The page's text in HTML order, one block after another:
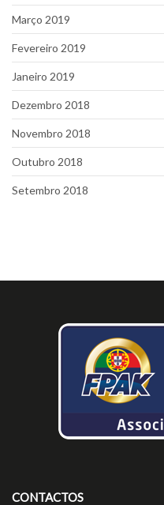
Março 2019
Fevereiro 2019
Janeiro 2019
Dezembro 2018
Novembro 2018
Outubro 2018
Setembro 2018
CONTACTOS